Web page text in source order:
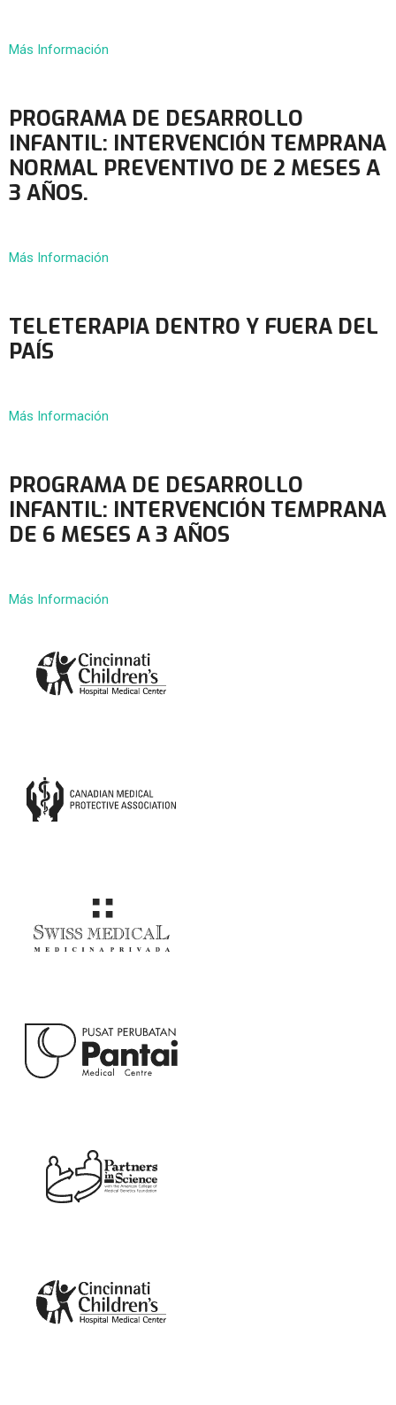
Más Información
PROGRAMA DE DESARROLLO
INFANTIL: INTERVENCIÓN TEMPRANA
NORMAL PREVENTIVO DE 2 MESES A
3 AÑOS.
Más Información
TELETERAPIA DENTRO Y FUERA DEL
PAÍS
Más Información
PROGRAMA DE DESARROLLO
INFANTIL: INTERVENCIÓN TEMPRANA
DE 6 MESES A 3 AÑOS
Más Información